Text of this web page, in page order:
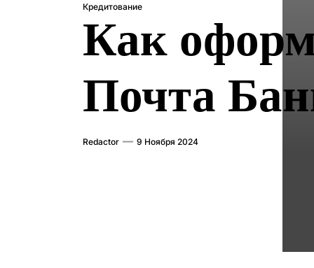
Кредитование
Как
Почта
Redactor 9 Ноября 2024